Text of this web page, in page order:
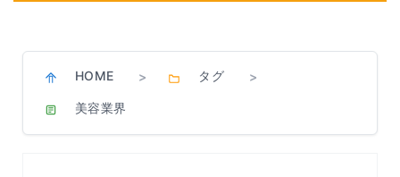
HOME > タグ >
美容業界